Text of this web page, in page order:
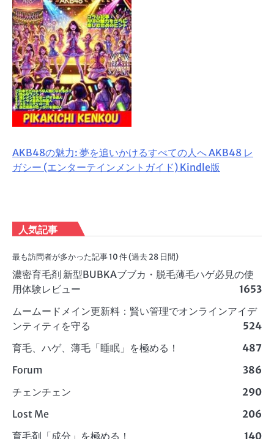
AKB48の魅力: 夢を追いかけるすべての人へ AKB48 レ
ガシー (エンターテインメントガイド) Kindle版
人気記事
最も訪問者が多かった記事 10 件 (過去 28 日間)
濃密育毛剤 新型BUBKAブブカ・脱毛薄毛ハゲ必見の使
用体験レビュー
1653
ムームードメイン更新料：賢い管理でオンラインアイデ
ンティティを守る
524
育毛、ハゲ、薄毛「睡眠」を極める！
487
Forum
386
チェンチェン
290
Lost Me
206
育毛剤「成分」を極める！
140